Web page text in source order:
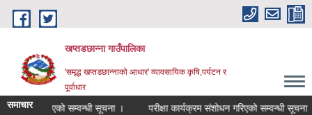
Skip to main content
खप्तडछान्ना गाउँपालिका
'समृद्ध खप्तडछान्नाको आधार' व्यावसायिक कृषि,पर्यटन र
पूर्वाधार
समाचारगरिएको सम्वन्धी सूचना । परीक्षा कार्यक्रम संशोधन गरिएको सम्वन्धी सूचना ।